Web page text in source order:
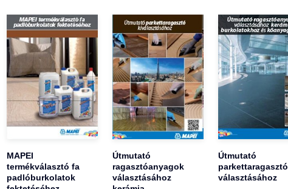
MAPEI
termékválasztó fa
padlóburkolatok
Útmutató
ragasztóanyagok
választásához
Útmutató
parkettaragasztó
választásához